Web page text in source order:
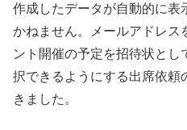
作成したデータが自動的に表
かねません。メールアドレス
ント開催の予定を招待状と
択できるようにする出席依頼
きました。